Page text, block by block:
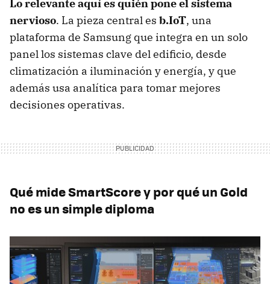
Lo relevante aquí es quién pone el sistema
nervioso. La pieza central es b.IoT, una
plataforma de Samsung que integra en un solo
panel los sistemas clave del edificio, desde
climatización a iluminación y energía, y que
además usa analítica para tomar mejores
decisiones operativas.
Qué mide SmartScore y por qué un Gold
no es un simple diploma